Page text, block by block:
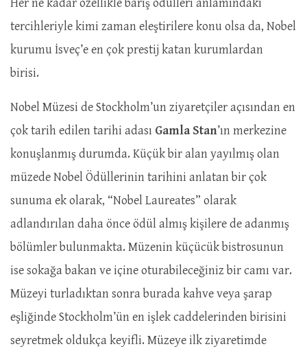
Her ne kadar özellikle barış ödülleri anlamındaki
tercihleriyle kimi zaman eleştirilere konu olsa da, Nobel
kurumu İsveç’e en çok prestij katan kurumlardan
birisi.
Nobel Müzesi de Stockholm’un ziyaretçiler açısından en
çok tarih edilen tarihi adası Gamla Stan’ın merkezine
konuşlanmış durumda. Küçük bir alan yayılmış olan
müzede Nobel Ödüllerinin tarihini anlatan bir çok
sunuma ek olarak, “Nobel Laureates” olarak
adlandırılan daha önce ödül almış kişilere de adanmış
bölümler bulunmakta. Müzenin küçücük bistrosunun
ise sokağa bakan ve içine oturabileceğiniz bir camı var.
Müzeyi turladıktan sonra burada kahve veya şarap
eşliğinde Stockholm’ün en işlek caddelerinden birisini
seyretmek oldukça keyifli. Müzeye ilk ziyaretimde